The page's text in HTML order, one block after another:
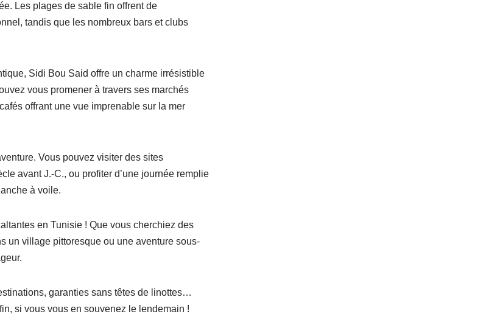
Les plages de sable fin offrent de
tandis que les nombreux bars et clubs
Sidi Bou Said offre un charme irrésistible
vous promener à travers ses marchés
offrant une vue imprenable sur la mer
Vous pouvez visiter des sites
avant J.-C., ou profiter d’une journée remplie
à voile.
en Tunisie ! Que vous cherchiez des
un village pittoresque ou une aventure sous-
garanties sans têtes de linottes…
si vous vous en souvenez le lendemain !